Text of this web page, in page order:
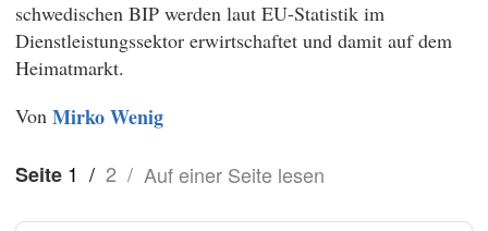
schwedischen BIP werden laut EU-Statistik im
Dienstleistungssektor erwirtschaftet und damit auf dem
Heimatmarkt.
Von Mirko Wenig
Seite 1 / 2 / Auf einer Seite lesen